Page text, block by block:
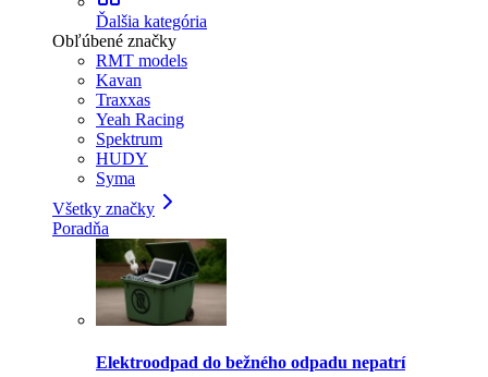
Ďalšia kategória
Obľúbené značky
RMT models
Kavan
Traxxas
Yeah Racing
Spektrum
HUDY
Syma
Všetky značky
Poradňa
Elektroodpad do bežného odpadu nepatrí